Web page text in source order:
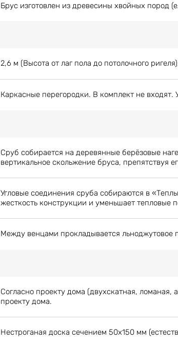
Брус изготовлен из древесины хвойных пород
2,6 м (Высота от лаг пола до потолочного
Каркасные перегородки. В комплект не входят.
Сруб собирается на деревянные берёзовые
вертикальное скольжение бруса, препятствуя
Угловые соединения сруба собираются в
жесткость конструкции и уменьшает тепловые
Между венцами прокладывается льноджутовое
Согласно проекту дома (двухскатная, ломаная,
проекту дома.
Нестроганая доска сечением 50х150 мм